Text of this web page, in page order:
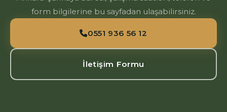
form bilgilerine bu sayfadan ulaşabilirsiniz.
0551 936 56 12
İletişim Formu